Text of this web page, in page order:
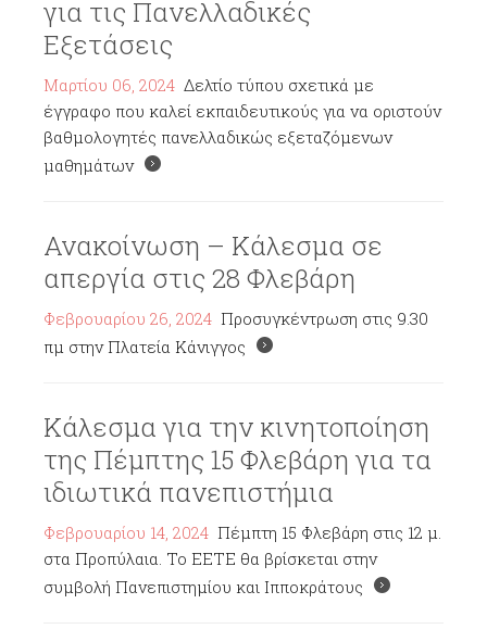
για τις Πανελλαδικές
Εξετάσεις
Μαρτίου 06, 2024 Δελτίο τύπου σχετικά με
έγγραφο που καλεί εκπαιδευτικούς για να οριστούν
βαθμολογητές πανελλαδικώς εξεταζόμενων
μαθημάτων
Ανακοίνωση – Κάλεσμα σε
απεργία στις 28 Φλεβάρη
Φεβρουαρίου 26, 2024 Προσυγκέντρωση στις 9.30
πμ στην Πλατεία Κάνιγγος
Κάλεσμα για την κινητοποίηση
της Πέμπτης 15 Φλεβάρη για τα
ιδιωτικά πανεπιστήμια
Φεβρουαρίου 14, 2024 Πέμπτη 15 Φλεβάρη στις 12 μ.
στα Προπύλαια. Το ΕΕΤΕ θα βρίσκεται στην
συμβολή Πανεπιστημίου και Ιπποκράτους